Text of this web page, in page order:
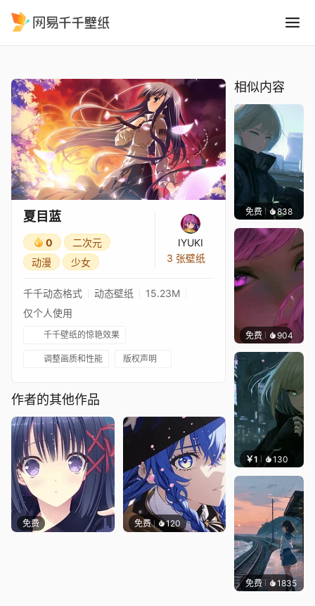
夏目蓝
0
二次元
动漫
少女
IYUKI
3 张壁纸
千千动态格式 动态壁纸
15.23M
仅个人使用
千千壁纸的惊艳效果
调整画质和性能 版权声明
作者的其他作品
免费 免费 120
相似内容
免费 838辰东
免费 904辰东
￥1 130
免费 1835辰东